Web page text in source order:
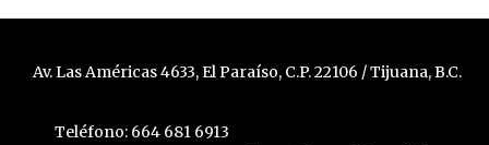
Av. Las Américas 4633, El Paraíso, C.P. 22106 / Tijuana, B.C.
Teléfono: 664 681 6913